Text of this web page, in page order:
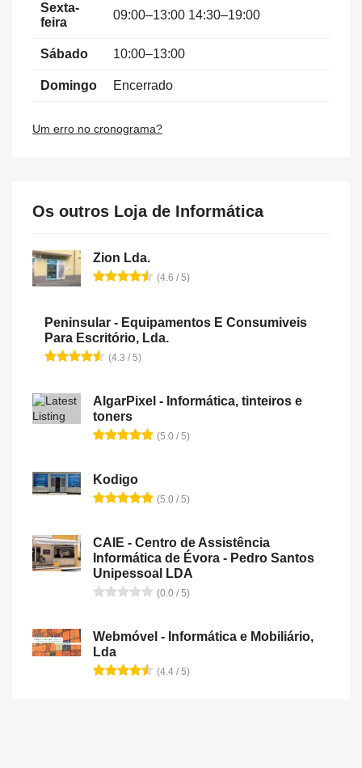
Sexta-
feira
09:00–13:00 14:30–19:00
Sábado 10:00–13:00
Domingo Encerrado
Um erro no cronograma?
Os outros Loja de Informática
Zion Lda.
(4.6 / 5)
Peninsular - Equipamentos E Consumiveis
Para Escritório, Lda.
(4.3 / 5)
AlgarPixel - Informática, tinteiros e
toners
(5.0 / 5)
Kodigo
(5.0 / 5)
CAIE - Centro de Assistência
Informática de Évora - Pedro Santos
Unipessoal LDA
(0.0 / 5)
Webmóvel - Informática e Mobiliário,
Lda
(4.4 / 5)